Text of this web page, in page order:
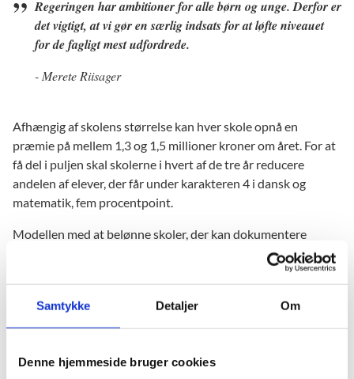
Samtykke Detaljer Om
Denne hjemmeside bruger cookies
Regeringen har ambitioner for alle børn og unge. Derfor er
det vigtigt, at vi gør en særlig indsats for at løfte niveauet
for de fagligt mest udfordrede.
- Merete Riisager
Afhængig af skolens størrelse kan hver skole opnå en
præmie på mellem 1,3 og 1,5 millioner kroner om året. For at
få del i puljen skal skolerne i hvert af de tre år reducere
andelen af elever, der får under karakteren 4 i dansk og
matematik, fem procentpoint.
Modellen med at belønne skoler, der kan dokumentere
faglige resultater, er ny på folkeskoleområdet. Formålet er at
øge incitamentet til at udvikle nye undervisningsmetoder og
planlægge, hvordan de vil nå de årlige mål.
brev om skolepuljen.